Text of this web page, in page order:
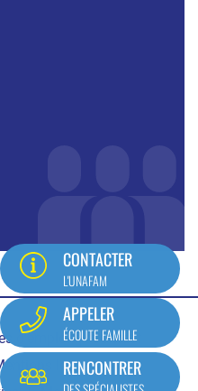
CONTACTER
L'UNAFAM
APPELER
ÉCOUTE FAMILLE
RENCONTRER
d'emploi
Contact
légales